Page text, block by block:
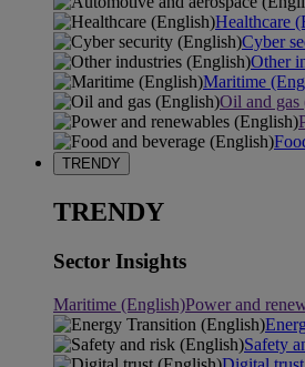
Healthcare
Cyber
Other
Maritime
Oil and gas
TRENDY
TRENDY
Sector Insights
Maritime (English)Power and
Safety